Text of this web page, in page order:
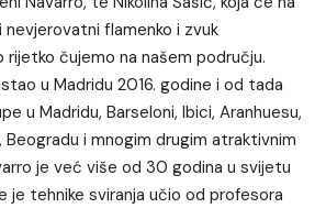
flamenko i zvuk
rijetko čujemo na našem području.
u Madridu 2016. godine i od tada
u Madridu, Barseloni, Ibici, Aranhuesu,
Beogradu i mnogim drugim atraktivnim
je već više od 30 godina u svijetu
je tehnike sviranja učio od profesora